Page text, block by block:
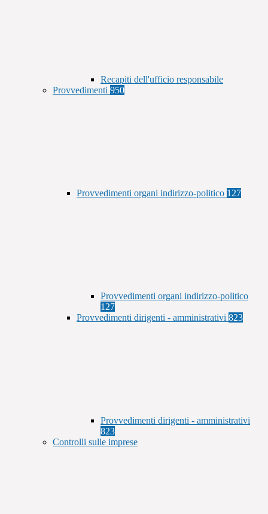
Recapiti dell'ufficio responsabile
Provvedimenti 950
Provvedimenti organi indirizzo-politico 127
Provvedimenti organi indirizzo-politico
127
Provvedimenti dirigenti - amministrativi 823
Provvedimenti dirigenti - amministrativi
823
Controlli sulle imprese